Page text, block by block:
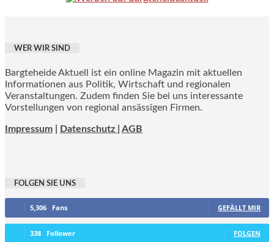
WER WIR SIND
Bargteheide Aktuell ist ein online Magazin mit aktuellen
Informationen aus Politik, Wirtschaft und regionalen
Veranstaltungen. Zudem finden Sie bei uns interessante
Vorstellungen von regional ansässigen Firmen.
Impressum Datenschutz | AGB
FOLGEN SIE UNS
5,306 Fans GEFÄLLT MIR
338 Follower FOLGEN